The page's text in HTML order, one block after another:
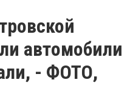
автомобили
- ФОТО,